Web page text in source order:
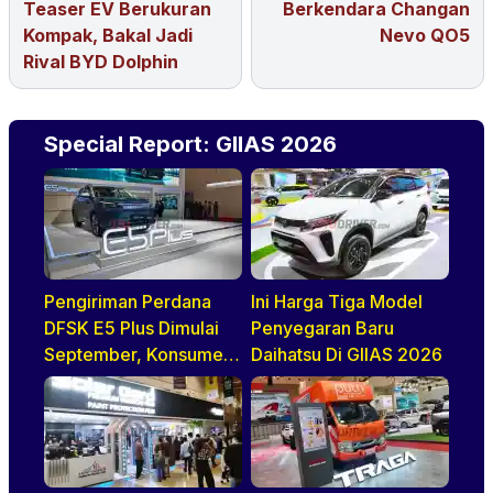
Teaser EV Berukuran
Kompak, Bakal Jadi
Rival BYD Dolphin
Berkendara Changan
Nevo QO5
Special Report: GIIAS 2026
Pengiriman Perdana
DFSK E5 Plus Dimulai
September, Konsumen
Diajak Tur Pabrik
Ini Harga Tiga Model
Penyegaran Baru
Daihatsu Di GIIAS 2026